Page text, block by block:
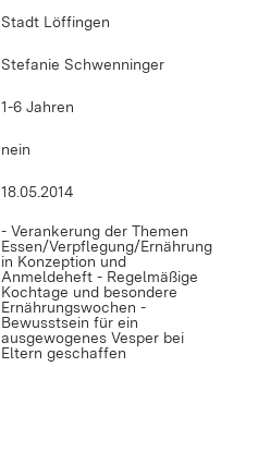
Stadt Löffingen
Stefanie Schwenninger
1-6 Jahren
nein
18.05.2014
- Verankerung der Themen
Essen/Verpflegung/Ernährung
in Konzeption und
Anmeldeheft - Regelmäßige
Kochtage und besondere
Ernährungswochen -
Bewusstsein für ein
ausgewogenes Vesper bei
Eltern geschaffen